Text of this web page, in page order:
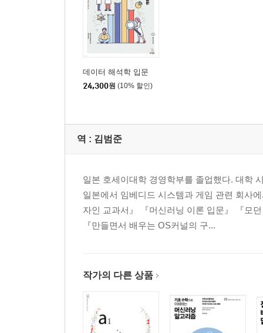
___계층적 클러스터링 기법
8.4 차원축소
___차원축소란
___독립성분 분석
___비선형인 차원축소법
___컨볼루션 신경망
___적대적 생성 네트워크
▣ 09장: 강화학습 모델
9.1 행동 모델인 강화학습
___행동 선택을 포함한다
___행동모델로 사용한다
9.2 머신러닝 분야의 강화학습
데이터 해석학 입문
24,300원 (10% 할인)
역 : 김범준
일본 호세이대학 경영학부를 졸업했다. 대학
일본에서 임베디드 시스템과 게임 관련 회사
자인 교과서』 『머신러닝 이론 입문』 『모
『만들면서 배우는 OS커널의 구...
작가의 다른 상품